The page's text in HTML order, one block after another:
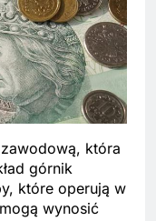
która
górnik
które operują w
wynosić